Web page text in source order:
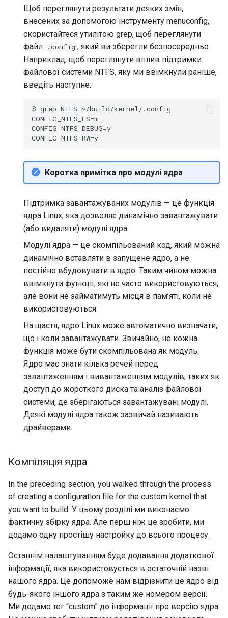
Щоб переглянути результати деяких змін,
внесених за допомогою інструменту menuconfig,
скористайтеся утилітою grep, щоб переглянути
файл
.config , який ви зберегли безпосередньо.
Наприклад, щоб переглянути вплив підтримки
файлової системи NTFS, яку ми ввімкнули раніше,
введіть наступне:
$ grep NTFS ~/build/kernel/.config
CONFIG_NTFS_FS=m
CONFIG_NTFS_DEBUG=y
Коротка примітка про модулі ядра
Підтримка завантажуваних модулів — це функція
ядра Linux, яка дозволяє динамічно завантажувати
(або видаляти) модулі ядра.
Модулі ядра — це скомпільований код, який можна
динамічно вставляти в запущене ядро, а не
постійно вбудовувати в ядро. Таким чином можна
ввімкнути функції, які не часто використовуються,
але вони не займатимуть місця в пам’яті, коли не
використовуються.
На щастя, ядро Linux може автоматично визначати,
що і коли завантажувати. Звичайно, не кожна
функція може бути скомпільована як модуль.
Ядро має знати кілька речей перед
завантаженням і вивантаженням модулів, таких як
доступ до жорсткого диска та аналіз файлової
системи, де зберігаються завантажувані модулі.
Деякі модулі ядра також зазвичай називають
драйверами.
Компіляція ядра
In the preceding section, you walked through the process
of creating a configuration file for the custom kernel that
you want to build. У цьому розділі ми виконаємо
фактичну збірку ядра. Але перш ніж це зробити, ми
додамо одну простішу настройку до всього процесу.
Останнім налаштуванням буде додавання додаткової
інформації, яка використовується в остаточній назві
нашого ядра. Це допоможе нам відрізнити це ядро від
будь-якого іншого ядра з таким же номером версії.
Ми додамо тег “custom” до інформації про версію ядра.